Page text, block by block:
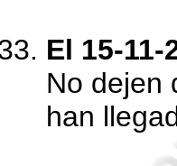
El 15-11-
No dejen
han